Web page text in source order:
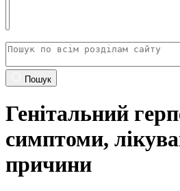
Пошук
Генітальний
симптоми,
причини